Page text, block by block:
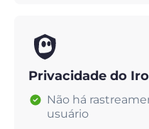
Privacidade do
Não há
usuário